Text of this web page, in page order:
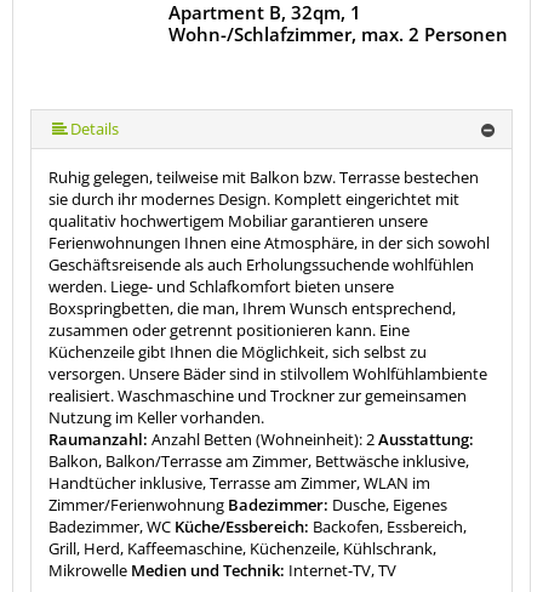
Apartment B, 32qm, 1
Wohn-/Schlafzimmer, max. 2 Personen
Details
Ruhig gelegen, teilweise mit Balkon bzw. Terrasse bestechen
sie durch ihr modernes Design. Komplett eingerichtet mit
qualitativ hochwertigem Mobiliar garantieren unsere
Ferienwohnungen Ihnen eine Atmosphäre, in der sich sowohl
Geschäftsreisende als auch Erholungssuchende wohlfühlen
werden. Liege- und Schlafkomfort bieten unsere
Boxspringbetten, die man, Ihrem Wunsch entsprechend,
zusammen oder getrennt positionieren kann. Eine
Küchenzeile gibt Ihnen die Möglichkeit, sich selbst zu
versorgen. Unsere Bäder sind in stilvollem Wohlfühlambiente
realisiert. Waschmaschine und Trockner zur gemeinsamen
Nutzung im Keller vorhanden.
Raumanzahl: Anzahl Betten (Wohneinheit): 2Ausstattung:
Balkon, Balkon/Terrasse am Zimmer, Bettwäsche inklusive,
Handtücher inklusive, Terrasse am Zimmer, WLAN im
Zimmer/Ferienwohnung Badezimmer: Dusche, Eigenes
Badezimmer, WC Küche/Essbereich: Backofen, Essbereich,
Grill, Herd, Kaffeemaschine, Küchenzeile, Kühlschrank,
Mikrowelle Medien und Technik: Internet-TV, TV